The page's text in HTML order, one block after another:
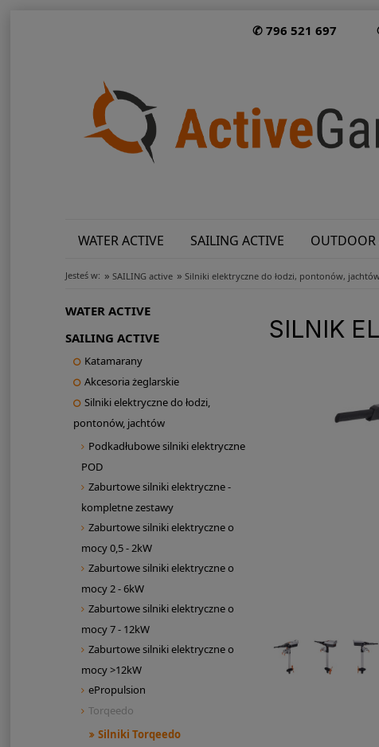
✆ 796 521 697
WATER ACTIVE SAILING ACTIVE OUTDOOR
Jesteś w: » SAILING active » Silniki elektryczne do łodzi, pontonów,
WATER ACTIVE
SAILING ACTIVE
Katamarany
Akcesoria żeglarskie
Silniki elektryczne do łodzi,
pontonów, jachtów
Podkadłubowe silniki elektryczne
POD
Zaburtowe silniki elektryczne -
kompletne zestawy
Zaburtowe silniki elektryczne o
mocy 0,5 - 2kW
Zaburtowe silniki elektryczne o
mocy 2 - 6kW
Zaburtowe silniki elektryczne o
mocy 7 - 12kW
Zaburtowe silniki elektryczne o
mocy >12kW
ePropulsion
Torqeedo
Silniki Torqeedo
SILNIK